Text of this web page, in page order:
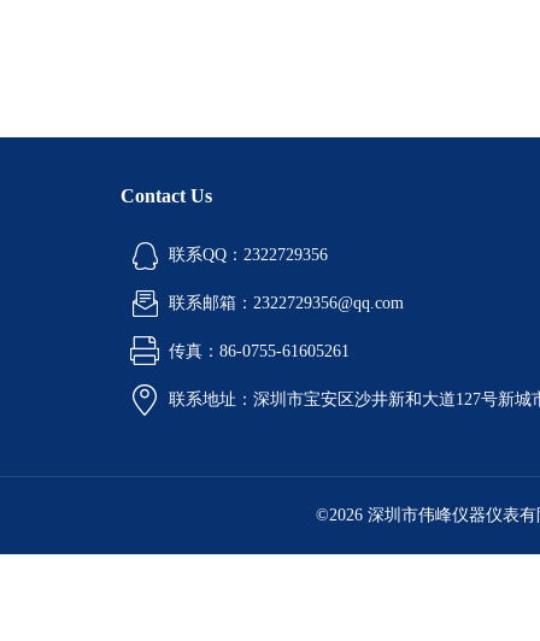
Contact Us
联系QQ：2322729356
联系邮箱：2322729356@qq.com
传真：86-0755-61605261
联系地址：深圳市宝安区沙井新和大道127号新城
©2026 深圳市伟峰仪器仪表